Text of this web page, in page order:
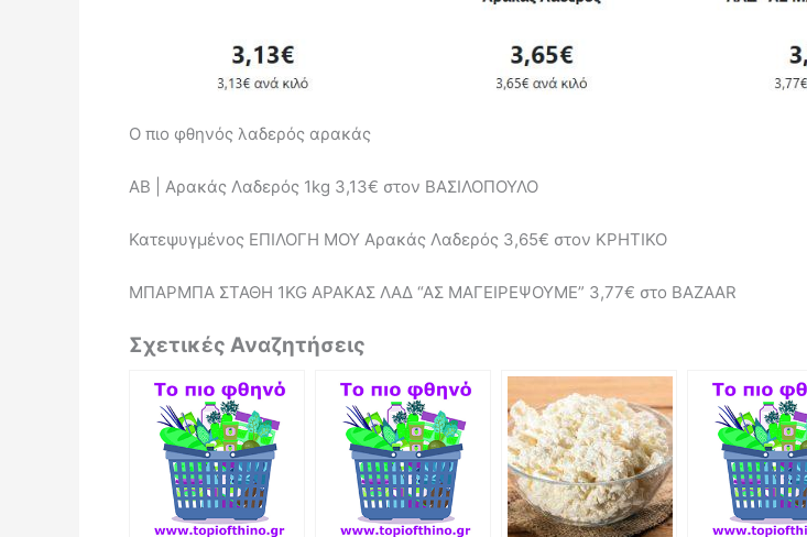
Ο πιο φθηνός λαδερός αρακάς
ΑΒ | Αρακάς Λαδερός 1kg 3,13€ στον ΒΑΣΙΛΟΠΟΥΛΟ
Κατεψυγμένος ΕΠΙΛΟΓΗ ΜΟΥ Αρακάς Λαδερός 3,65€ στον ΚΡΗΤΙΚΟ
ΜΠΑΡΜΠΑ ΣΤΑΘΗ 1KG ΑΡΑΚΑΣ ΛΑΔ “ΑΣ ΜΑΓΕΙΡΕΨΟΥΜΕ” 3,77€ στο BAZAAR
Σχετικές Αναζητήσεις